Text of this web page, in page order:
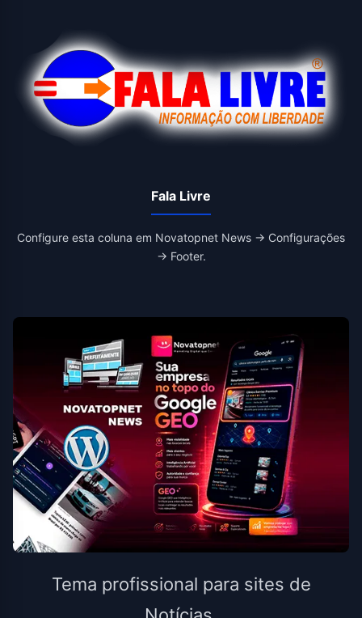
Fala Livre
Configure esta coluna em Novatopnet News → Configurações
→ Footer.
Tema profissional para sites de